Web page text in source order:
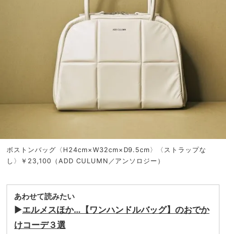
ボストンバッグ〈H24cm×W32cm×D9.5cm〉〈ストラップな
し〉￥23,100（ADD CULUMN／アンソロジー）
あわせて読みたい
▶︎エルメスほか…【ワンハンドルバッグ】のおでか
けコーデ３選